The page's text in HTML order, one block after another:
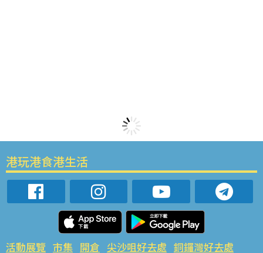
港玩港食港生活
活動展覽 市集 開倉 尖沙咀好去處 銅鑼灣好去處